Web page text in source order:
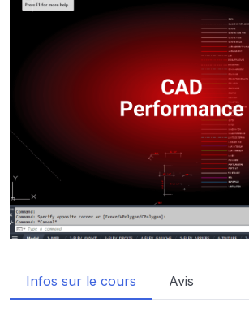
Infos sur le cours Avis